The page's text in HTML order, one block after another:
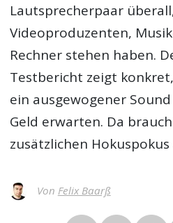
Lautsprecherpaar
Videoproduzenten,
Rechner stehen haben.
Testbericht zeigt
ein ausgewogener
Geld erwarten. Da
zusätzlichen
Von Felix Baarß